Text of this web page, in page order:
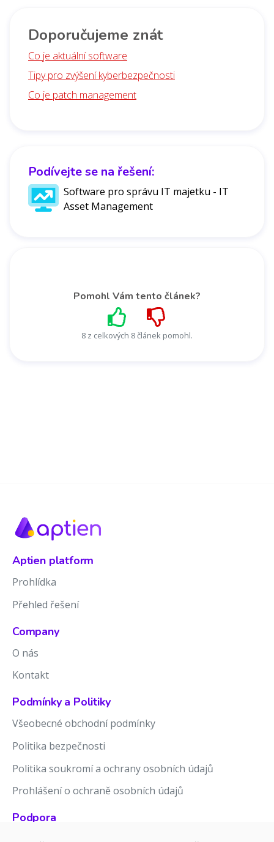
Podívejte se na řešení:
Software pro správu IT majetku - IT
Asset Management
Pomohl Vám tento článek?
8 z celkových 8 článek pomohl.
Doporučujeme znát
Co je aktuální software
Tipy pro zvýšení kyberbezpečnosti
Co je patch management
Aptien platform
Prohlídka
Přehled řešení
Company
O nás
Kontakt
Podmínky a Politiky
Všeobecné obchodní podmínky
Politika bezpečnosti
Politika soukromí a ochrany osobních údajů
Prohlášení o ochraně osobních údajů
Podpora